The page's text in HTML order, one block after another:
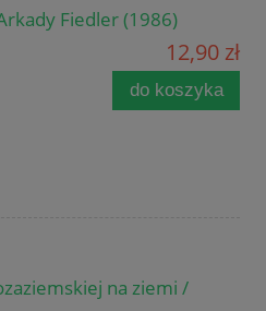
Fiedler (1986)
12,90 zł
do koszyka
na ziemi /